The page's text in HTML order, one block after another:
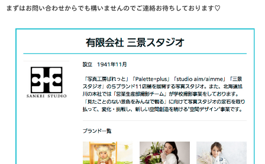
まずはお問い合わせからでも構いませんのでご連絡お待ちしております♡